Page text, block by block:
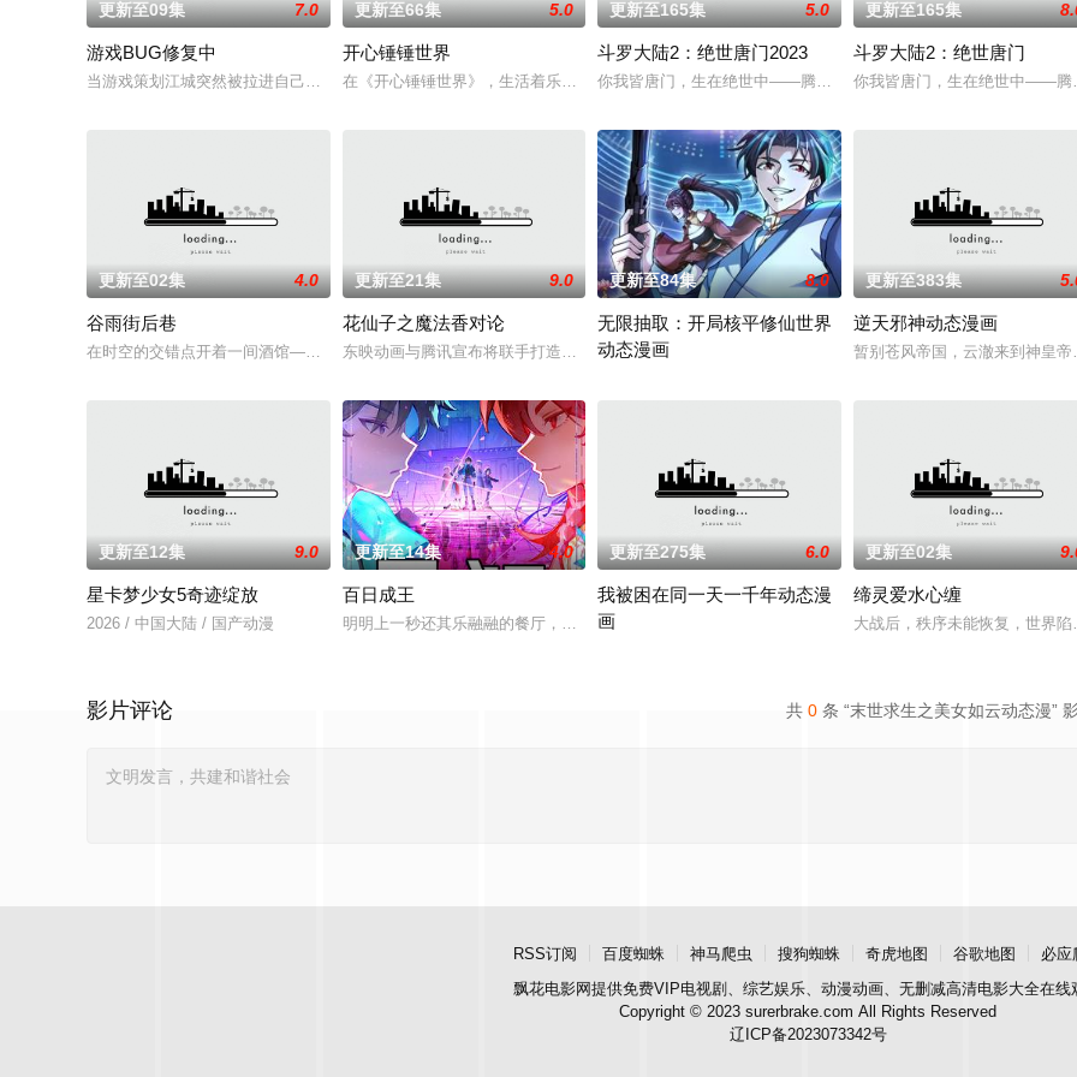
更新至09集 7.0
游戏BUG修复中
当游戏策划江城突然被拉进自己精心打造的数字世界时，他原本以为能在这片熟悉的地方游刃有余。然而，令他震惊的是，游戏中强大无比的魔
更新至66集 5.0
开心锤锤世界
在《开心锤锤世界》，生活着乐观善良的少年锤锤和他性格各异的家人朋友们，他们在日常琐事中脑洞大
更新至165集 5.0
斗罗大陆2：绝世唐门2023
你我皆唐门，生在绝世中——腾讯视频《斗罗大陆绝世唐门》动画正式
更新至165集
斗罗大陆2：绝世唐门
你我皆唐门，生在绝世中——腾
更新至02集 4.0
谷雨街后巷
在时空的交错点开着一间酒馆——谷雨街后巷。 无论城市的角落，还是繁星坠落的荒漠， 穿过现实的迷宫，欢迎光临“谷雨街后巷”。 在这有着无
更新至21集 9.0
花仙子之魔法香对论
东映动画与腾讯宣布将联手打造『花仙子』全新动画 新作将继承经典、结合潮流、呈现崭新的花仙子世界
更新至84集 8.0
无限抽取：开局核平修仙世界
动态漫画
更新至383集
逆天邪神动态漫画
暂别苍风帝国，云澈来到神皇
更新至12集 9.0
星卡梦少女5奇迹绽放
2026 / 中国大陆 / 国产动漫
更新至14集 4.0
百日成王
明明上一秒还其乐融融的餐厅，下一秒竟然血流成河……明明是爱民如子的君王下一秒竟然变成嗜血凶兽
更新至275集 6.0
我被困在同一天一千年动态漫
画
更新至02集
缔灵爱水心缠
大战后，秩序未能恢复，世界
共 0 条 “末世求生之美女如云动态漫”
影片评论
RSS订阅 百度蜘蛛 神马爬虫 搜狗蜘蛛 奇虎地图 谷歌地图
必应
飘花电影网提供免费VIP电视剧、综艺娱乐、动漫动画、无删减高清电影大全在线
Copyright © 2023 surerbrake.com All Rights Reserved
辽ICP备2023073342号